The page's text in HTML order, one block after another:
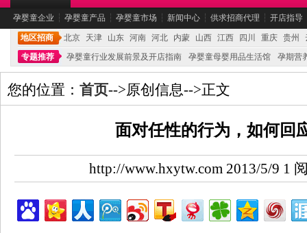
孕婴童企业 ┆ 孕婴童产品 ┆ 孕婴童市场 ┆ 新闻中心 ┆ 供求招商代理 ┆ 开店指导
地区招商 北京 天津 山东 河南 河北 内蒙 山西 江西 四川 重庆 贵州
专题推荐
孕婴童行业发展前景及开店指南 孕婴童母婴用品生活馆 孕期营
您的位置： 首页-->原创信息-->正文
面对任性的行为，如何回
http://www.hxytw.com 2013/5/9 1